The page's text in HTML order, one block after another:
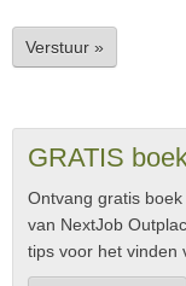
Verstuur »
GRATIS
Ontvang gratis boek
van NextJob
tips voor het vinden